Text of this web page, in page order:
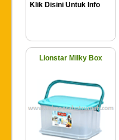
Klik Disini Untuk Info
Lionstar Milky Box